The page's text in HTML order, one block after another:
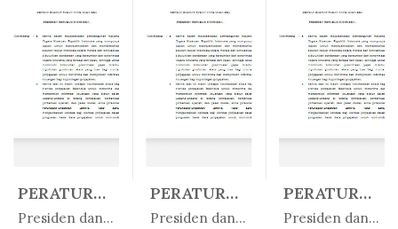
PERATURAN PRESIDEN REPUBLIK INDO...
Presiden dan Wakil Presiden
In Peratur...
PERATURAN PRESIDEN REPUBLIK INDO...
Presiden dan Wakil Presiden
In Peratur...
PERATURAN PRESIDEN REPUBLIK INDO...
Presiden dan Wakil Presiden
In Peratur...